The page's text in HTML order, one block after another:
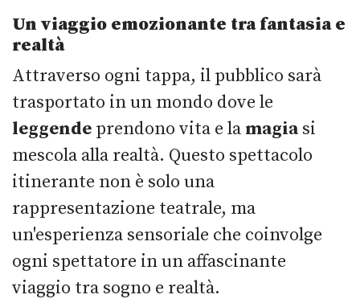
Un viaggio emozionante tra fantasia e
realtà
Attraverso ogni tappa, il pubblico sarà
trasportato in un mondo dove le
leggende prendono vita e la magiasi
mescola alla realtà. Questo spettacolo
itinerante non è solo una
rappresentazione teatrale, ma
un'esperienza sensoriale che coinvolge
ogni spettatore in un affascinante
viaggio tra sogno e realtà.